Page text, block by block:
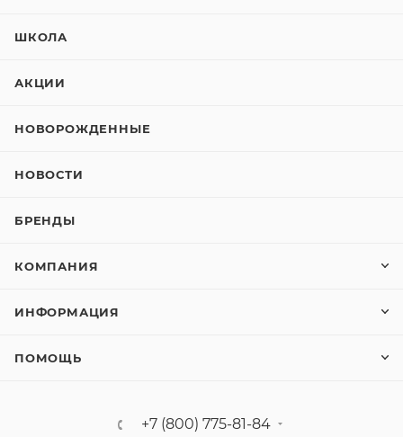
ШКОЛА
АКЦИИ
НОВОРОЖДЕННЫЕ
НОВОСТИ
БРЕНДЫ
КОМПАНИЯ
ИНФОРМАЦИЯ
ПОМОЩЬ
+7 (800) 775-81-84